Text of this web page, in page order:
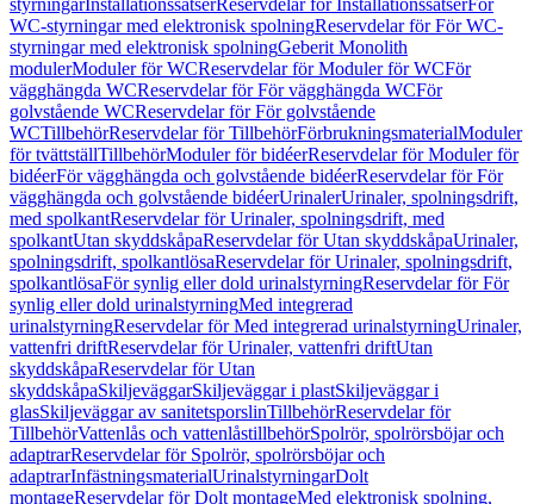
styrningarInstallationssatserReservdelar för InstallationssatserFör
WC-styrningar med elektronisk spolningReservdelar för För WC-
styrningar med elektronisk spolningGeberit Monolith
modulerModuler för WCReservdelar för Moduler för WCFör
vägghängda WCReservdelar för För vägghängda WCFör
golvstående WCReservdelar för För golvstående
WCTillbehörReservdelar för TillbehörFörbrukningsmaterialModuler
för tvättställTillbehörModuler för bidéerReservdelar för Moduler för
bidéerFör vägghängda och golvstående bidéerReservdelar för För
vägghängda och golvstående bidéerUrinalerUrinaler, spolningsdrift,
med spolkantReservdelar för Urinaler, spolningsdrift, med
spolkantUtan skyddskåpaReservdelar för Utan skyddskåpaUrinaler,
spolningsdrift, spolkantlösaReservdelar för Urinaler, spolningsdrift,
spolkantlösaFör synlig eller dold urinalstyrningReservdelar för För
synlig eller dold urinalstyrningMed integrerad
urinalstyrningReservdelar för Med integrerad urinalstyrningUrinaler,
vattenfri driftReservdelar för Urinaler, vattenfri driftUtan
skyddskåpaReservdelar för Utan
skyddskåpaSkiljeväggarSkiljeväggar i plastSkiljeväggar i
glasSkiljeväggar av sanitetsporslinTillbehörReservdelar för
TillbehörVattenlås och vattenlåstillbehörSpolrör, spolrörsböjar och
adaptrarReservdelar för Spolrör, spolrörsböjar och
adaptrarInfästningsmaterialUrinalstyrningarDolt
montageReservdelar för Dolt montageMed elektronisk spolning,